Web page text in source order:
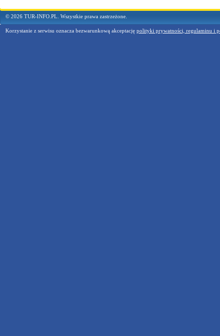
© 2026 TUR-INFO.PL. Wszystkie prawa zastrzeżone.
Korzystanie z serwisu oznacza bezwarunkową akceptację polityki prywatności, regulaminu i